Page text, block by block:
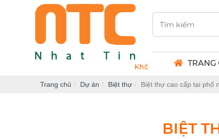
Không gian khởi nguồn sáng tạo TRANG
Trang chủ Dự án Biệt thự Biệt thự cao cấp tại phố
BIỆT